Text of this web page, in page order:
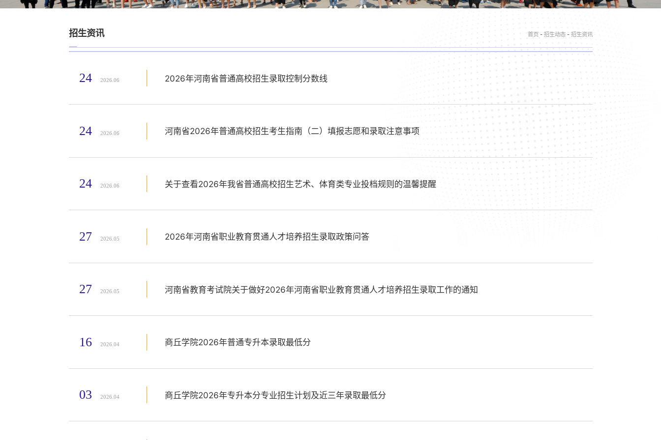
招生资讯 首页- 招生动态- 招生资讯
24 2026.06 2026年河南省普通高校招生录取控制分数线
24 2026.06 河南省2026年普通高校招生考生指南（二）填报志愿和录取注意事项
24 2026.06 关于查看2026年我省普通高校招生艺术、体育类专业投档规则的温馨提醒
27 2026.05 2026年河南省职业教育贯通人才培养招生录取政策问答
27 2026.05 河南省教育考试院关于做好2026年河南省职业教育贯通人才培养招生录取工作的通知
16 2026.04 商丘学院2026年普通专升本录取最低分
03 2026.04 商丘学院2026年专升本分专业招生计划及近三年录取最低分